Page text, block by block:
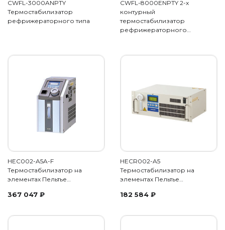
CWFL-3000ANPTY
Термостабилизатор
рефрижераторного типа
CWFL-8000ENPTY 2-х
контурный
термостабилизатор
рефрижераторного…
HEC002-A5A-F
Термостабилизатор на
элементах Пельтье…
367 047 ₽
HECR002-A5
Термостабилизатор на
элементах Пельтье…
182 584 ₽